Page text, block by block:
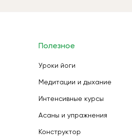
Полезное
Уроки йоги
Медитации и дыхание
Интенсивные курсы
Асаны и упражнения
Конструктор